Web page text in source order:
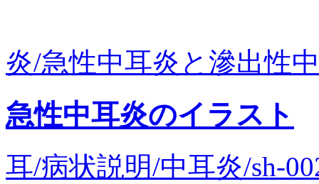
炎/急性中耳炎と滲出性
急性中耳炎のイラスト
耳/病状説明/中耳炎/sh-